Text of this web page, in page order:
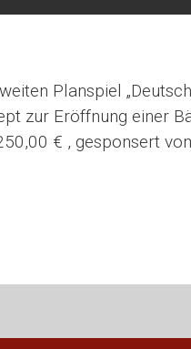
Planspiel
zur Eröffnung einer
€ , gesponsert